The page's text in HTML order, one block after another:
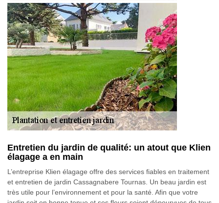
Entretien du jardin de qualité: un atout que Klien
élagage a en main
L’entreprise Klien élagage offre des services fiables en traitement
et entretien de jardin Cassagnabere Tournas. Un beau jardin est
très utile pour l’environnement et pour la santé. Afin que votre